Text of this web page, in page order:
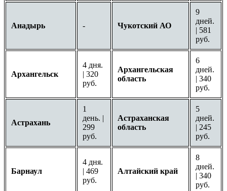
Анадырь - Чукотский АО
9
дней.
| 581
руб.
Архангельск
4 дня.
| 320
руб.
Архангельская
область
6
дней.
| 340
руб.
Астрахань
1
день. |
299
руб.
Астраханская
область
5
дней.
| 245
руб.
Барнаул
4 дня.
| 469
руб.
Алтайский край
8
дней.
| 340
руб.